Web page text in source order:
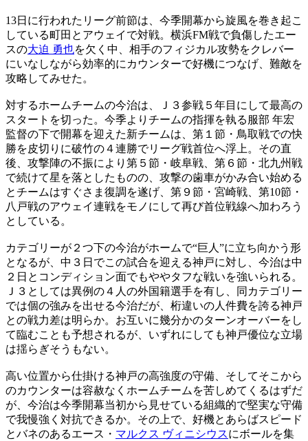
13日に行われたリーグ前節は、今季開幕から旋風を巻き起こ
している町田とアウェイで対戦。横浜FM戦で負傷したエー
スの大迫 勇也を欠く中、相手のフィジカル攻勢をクレバー
にいなしながら効率的にカウンターで好機につなげ、難敵を
攻略してみせた。
対するホームチームの今治は、Ｊ３参戦５年目にして最高の
スタートを切った。今季よりチームの指揮を執る服部 年宏
監督の下で開幕を迎えた新チームは、第１節・鳥取戦での快
勝を皮切りに破竹の４連勝でリーグ戦首位へ浮上。その直
後、攻撃陣の不振により第５節・岐阜戦、第６節・北九州戦
で続けて星を落としたものの、攻撃の歯車がかみ合い始める
とチームはすぐさま復調を遂げ、第９節・宮崎戦、第10節・
八戸戦のアウェイ連戦をモノにして再び首位戦線へ加わろう
としている。
カテゴリーが２つ下の今治がホームで“巨人”に立ち向かう形
となるが、中３日でこの試合を迎える神戸に対し、今治は中
２日とコンディション面でもややタフな戦いを強いられる。
Ｊ３としては異例の４人の外国籍選手を有し、同カテゴリー
では個の強みを出せる今治だが、桁違いの人件費を誇る神戸
との戦力差は明らか。お互いに幾分かのターンオーバーをし
て臨むことも予想されるが、いずれにしても神戸優位な立場
は揺らぎそうもない。
高い位置から仕掛ける神戸の高強度の守備、そしてそこから
のカウンターは容赦なくホームチームを苦しめてくるはずだ
が、今治は今季開幕当初から見せている組織的で堅実な守備
で我慢強く対抗できるか。その上で、好機とあらばスピード
とバネのあるエース・ マルクス ヴィニシウスにボールを集